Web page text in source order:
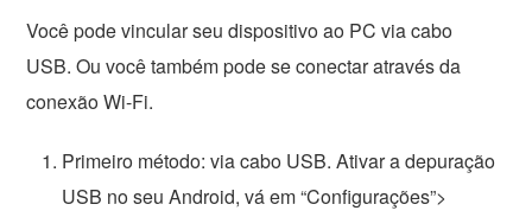
Você pode vincular seu dispositivo ao PC via cabo
USB. Ou você também pode se conectar através da
conexão Wi-Fi.
Primeiro método: via cabo USB. Ativar a depuração
USB no seu Android, vá em “Configurações”>